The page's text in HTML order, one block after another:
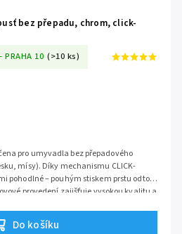
PRAHA 10 (>10 ks)
Do košíku
pro umyvadla bez přepadového
mísy). Díky mechanismu CLICK-
pohodlné – pouhým stiskem prstu odtok
provedení zajišťuje vysokou kvalitu a